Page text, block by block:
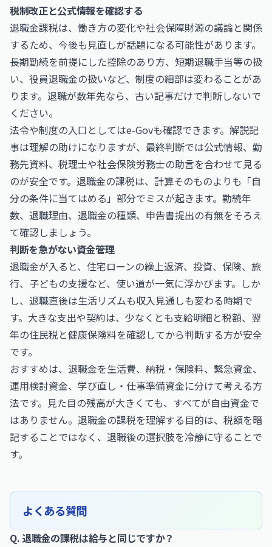
税制改正と公式情報を確認する
退職金課税は、働き方の変化や社会保障財源の議論と関係
するため、今後も見直しが話題になる可能性があります。
長期勤続を前提にした控除のあり方、短期退職手当等の扱
い、役員退職金の扱いなど、制度の細部は変わることがあ
ります。退職が数年先なら、古い記事だけで判断しないで
ください。
法令や制度の入口としてはe-Govも確認できます。解説記
事は理解の助けになりますが、最終判断では公式情報、勤
務先資料、税理士や社会保険労務士の助言を合わせて見る
のが安全です。退職金の課税は、計算そのものよりも「自
分の条件に当てはめる」部分でミスが起きます。勤続年
数、退職理由、退職金の種類、申告書提出の有無をそろえ
て確認しましょう。
判断を急がない資金管理
退職金が入ると、住宅ローンの繰上返済、投資、保険、旅
行、子どもの支援など、使い道が一気に浮かびます。しか
し、退職直後は生活リズムも収入見通しも変わる時期で
す。大きな支出や契約は、少なくとも支給明細と税額、翌
年の住民税と健康保険料を確認してから判断する方が安全
です。
おすすめは、退職金を生活費、納税・保険料、緊急資金、
運用検討資金、学び直し・仕事準備資金に分けて考える方
法です。見た目の残高が大きくても、すべてが自由資金で
はありません。退職金の課税を理解する目的は、税額を暗
記することではなく、退職後の選択肢を冷静に守ることで
す。
よくある質問
Q. 退職金の課税は給与と同じですか？